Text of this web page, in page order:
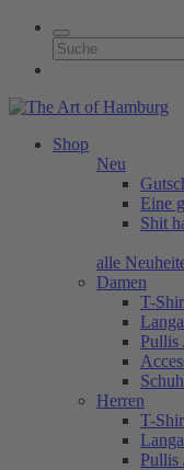
Shop
Neu
Eine
Shit
alle
Damen
T-
Pullis
Herren
T-
Pullis